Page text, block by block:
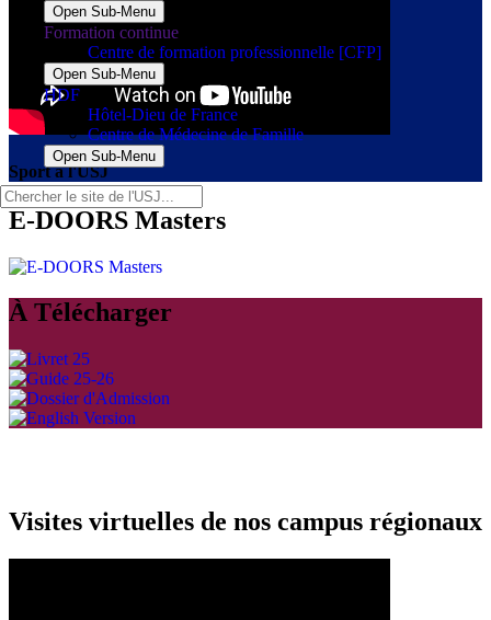
Open Sub-Menu
Formation continue
Centre de formation professionnelle [CFP]
Open Sub-Menu
HDF
Hôtel-Dieu de France
Centre de Médecine de Famille
Open Sub-Menu
Sport à l'USJ
E-DOORS Masters
À Télécharger
Visites virtuelles de nos campus régionaux